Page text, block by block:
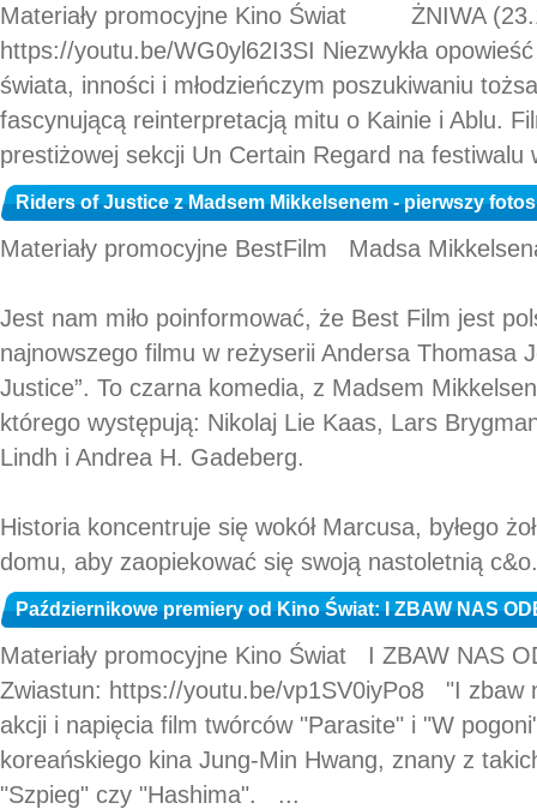
Materiały promocyjne Kino Świat ŻNIWA
https://youtu.be/WG0yl62I3SI Niezwykła
świata, inności i młodzieńczym poszukiwaniu
fascynującą reinterpretacją mitu o Kainie i Ablu.
prestiżowej sekcji Un Certain Regard na
Riders of Justice z Madsem Mikkelsenem - pierwszy
Materiały promocyjne BestFilm Madsa
Jest nam miło poinformować, że Best Film jest
najnowszego filmu w reżyserii Andersa Thomasa
Justice”. To czarna komedia, z Madsem
którego występują: Nikolaj Lie Kaas, Lars
Lindh i Andrea H. Gadeberg.
Historia koncentruje się wokół Marcusa, byłego
domu, aby zaopiekować się swoją nastoletnią
Październikowe premiery od Kino Świat: I ZBAW NAS
Materiały promocyjne Kino Świat I ZBAW NAS
Zwiastun: https://youtu.be/vp1SV0iyPo8 "I zbaw
akcji i napięcia film twórców "Parasite" i "W
koreańskiego kina Jung-Min Hwang, znany z
"Szpieg" czy "Hashima". ...